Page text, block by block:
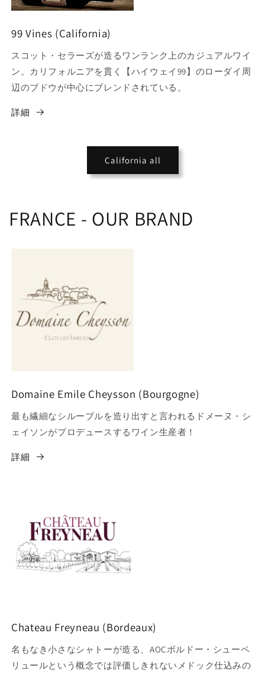
99 Vines (California)
スコット・セラーズが造るワンランク上のカジュアルワイ
ン。カリフォルニアを貫く【ハイウェイ99】のローダイ周
辺のブドウが中心にブレンドされている。
詳細
California all
FRANCE - OUR BRAND
Domaine Emile Cheysson (Bourgogne)
最も繊細なシルーブルを造り出すと言われるドメーヌ・シ
ェイソンがプロデュースするワイン生産者！
詳細
Chateau Freyneau (Bordeaux)
名もなき小さなシャトーが造る、AOCボルドー・シューペ
リュールという概念では評価しきれないメドック仕込みの